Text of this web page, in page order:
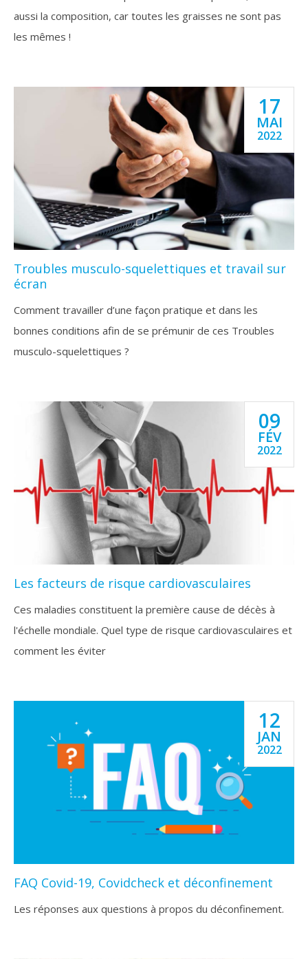
aussi la composition, car toutes les graisses ne sont pas
les mêmes !
17
MAI
2022
Troubles musculo-squelettiques et travail sur
écran
Comment travailler d’une façon pratique et dans les
bonnes conditions afin de se prémunir de ces Troubles
musculo-squelettiques ?
09
FÉV
2022
Les facteurs de risque cardiovasculaires
Ces maladies constituent la première cause de décès à
l'échelle mondiale. Quel type de risque cardiovasculaires et
comment les éviter
12
JAN
2022
FAQ Covid-19, Covidcheck et déconfinement
Les réponses aux questions à propos du déconfinement.